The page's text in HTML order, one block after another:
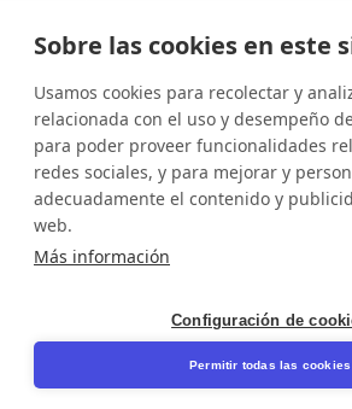
Políticas
Dirección
Av.
Col.
Hidalgo,
de
México (Español)
LinkedIn
Sobre las cookies en este
Usamos cookies para recolectar y
relacionada con el uso y desempeño
para poder proveer funcionalidades
redes sociales, y para mejorar y
adecuadamente el contenido y
web.
Más información
Configuración de
Permitir todas las cookies